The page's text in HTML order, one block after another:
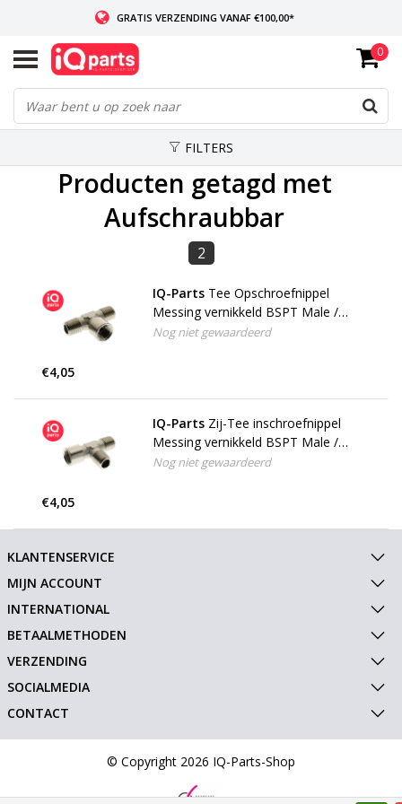
GRATIS VERZENDING VANAF €100,00*
INDIEN VOORRADIG: VOOR 14:00 BESTELD, ZELFDE DAG VERZONDEN
WERELDWIJDE LEVERING
0
FILTERS
Producten getagd met
Aufschraubbar
2
IQ-Parts Tee Opschroefnippel
Messing vernikkeld BSPT Male /
BSP Female
Nog niet gewaardeerd
€4,05
IQ-Parts Zij-Tee inschroefnippel
Messing vernikkeld BSPT Male /
BSP Female
Nog niet gewaardeerd
€4,05
KLANTENSERVICE
MIJN ACCOUNT
INTERNATIONAL
BETAALMETHODEN
VERZENDING
SOCIALMEDIA
CONTACT
© Copyright 2026 IQ-Parts-Shop